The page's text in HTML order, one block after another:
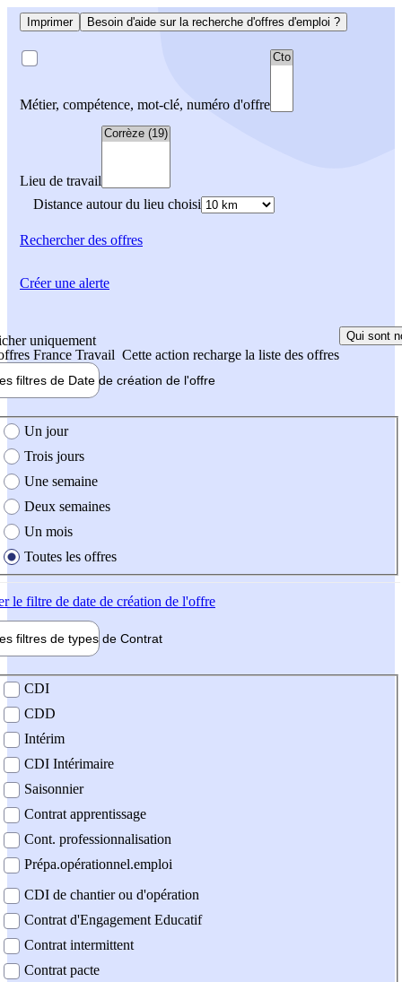
Imprimer Besoin d'aide sur la recherche d'offres d'emploi ?
Métier, compétence, mot-clé, numéro d'offre
Lieu de travail
Distance autour du lieu choisi
Rechercherdes offres
uniquement
France Travail Cette action recharge la liste des offres
Qui sont
filtres de Date de création de l'offre
création de l'offre
Un jour
Trois jours
Une semaine
Deux semaines
Un mois
Toutes les offres
le filtre de date de création de l'offre
filtres de types de Contrat
contrat
CDI
CDD
Intérim
CDI Intérimaire
Saisonnier
Contrat apprentissage
Cont. professionnalisation
Prépa.opérationnel.emploi
CDI de chantier ou d'opération
Contrat d'Engagement Educatif
Contrat intermittent
Contrat pacte
Créer une alerte